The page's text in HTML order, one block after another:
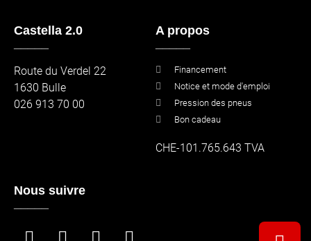
Castella 2.0
Route du Verdel 22
1630 Bulle
026 913 70 00
A propos
Financement
Notice et mode d'emploi
Pression des pneus
Bon cadeau
CHE-101.765.643 TVA
Nous suivre